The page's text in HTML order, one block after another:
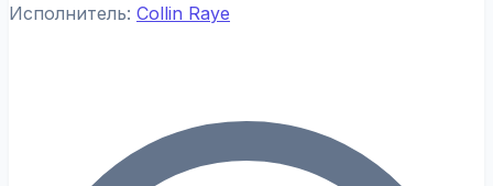
Исполнитель: Collin Raye